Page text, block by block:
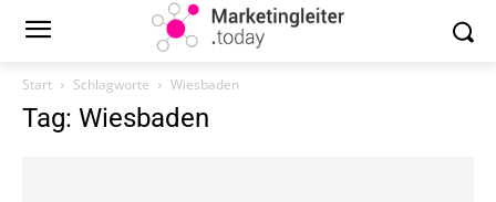
Start Schlagworte Wiesbaden
Tag: Wiesbaden